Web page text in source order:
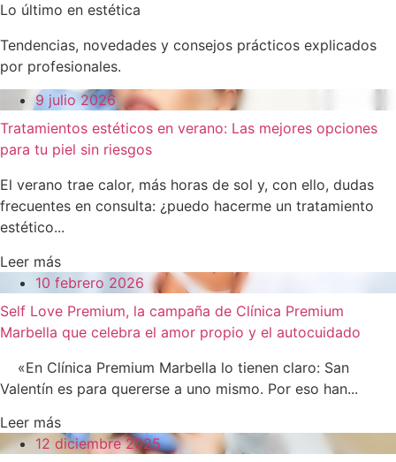
Lo último en estética
Tendencias, novedades y consejos prácticos explicados
por profesionales.
9 julio 2026
Tratamientos estéticos en verano: Las mejores opciones
para tu piel sin riesgos
El verano trae calor, más horas de sol y, con ello, dudas
frecuentes en consulta: ¿puedo hacerme un tratamiento
estético...
Leer más
10 febrero 2026
Self Love Premium, la campaña de Clínica Premium
Marbella que celebra el amor propio y el autocuidado
«En Clínica Premium Marbella lo tienen claro: San
Valentín es para quererse a uno mismo. Por eso han...
Leer más
12 diciembre 2025